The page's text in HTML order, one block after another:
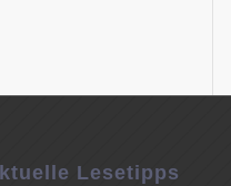
Lesetipps